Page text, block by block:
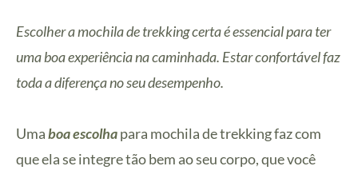
Escolher a mochila de trekking certa é essencial para ter
uma boa experiência na caminhada. Estar confortável faz
toda a diferença no seu desempenho.
Umaboa escolhapara mochila de trekking faz com
que ela se integre tão bem ao seu corpo, que você